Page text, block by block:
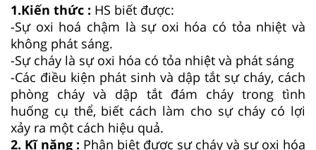
1.Kiến thức : HS biết được:
-Sự oxi hoá chậm là sự oxi hóa có tỏa nhiệt và
không phát sáng.
-Sự cháy là sự oxi hóa có tỏa nhiệt và phát sáng
-Các điều kiện phát sinh và dập tắt sự cháy, cách
phòng cháy và dập tắt đám cháy trong tình
huống cụ thể, biết cách làm cho sự cháy có lợi
xảy ra một cách hiệu quả.
2. Kĩ năng : Phân biệt được sự cháy và sự oxi hóa